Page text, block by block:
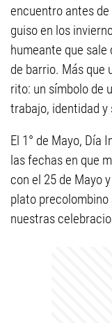
encuentro antes
guiso en los
humeante que sale
de barrio. Más que
rito: un símbolo de
trabajo, identidad y
El 1° de Mayo, Día
las fechas en que
con el 25 de Mayo
plato
nuestras